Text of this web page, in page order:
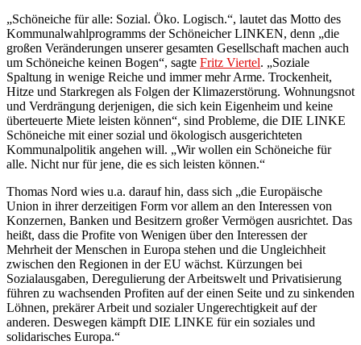
„Schöneiche für alle: Sozial. Öko. Logisch.“, lautet das Motto des
Kommunalwahlprogramms der Schöneicher LINKEN, denn „die
großen Veränderungen unserer gesamten Gesellschaft machen auch
um Schöneiche keinen Bogen“, sagte Fritz Viertel. „Soziale
Spaltung in wenige Reiche und immer mehr Arme. Trockenheit,
Hitze und Starkregen als Folgen der Klimazerstörung. Wohnungsnot
und Verdrängung derjenigen, die sich kein Eigenheim und keine
überteuerte Miete leisten können“, sind Probleme, die DIE LINKE
Schöneiche mit einer sozial und ökologisch ausgerichteten
Kommunalpolitik angehen will. „Wir wollen ein Schöneiche für
alle. Nicht nur für jene, die es sich leisten können.“
Thomas Nord wies u.a. darauf hin, dass sich „die Europäische
Union in ihrer derzeitigen Form vor allem an den Interessen von
Konzernen, Banken und Besitzern großer Vermögen ausrichtet. Das
heißt, dass die Profite von Wenigen über den Interessen der
Mehrheit der Menschen in Europa stehen und die Ungleichheit
zwischen den Regionen in der EU wächst. Kürzungen bei
Sozialausgaben, Deregulierung der Arbeitswelt und Privatisierung
führen zu wachsenden Profiten auf der einen Seite und zu sinkenden
Löhnen, prekärer Arbeit und sozialer Ungerechtigkeit auf der
anderen. Deswegen kämpft DIE LINKE für ein soziales und
solidarisches Europa.“